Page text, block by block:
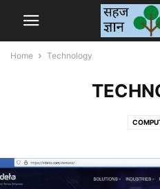
Home Technology